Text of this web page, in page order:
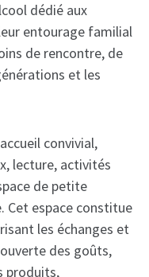
dédié aux
entourage familial
de rencontre, de
et les
convivial,
lecture, activités
de petite
Cet espace constitue
les échanges et
des goûts,
produits,